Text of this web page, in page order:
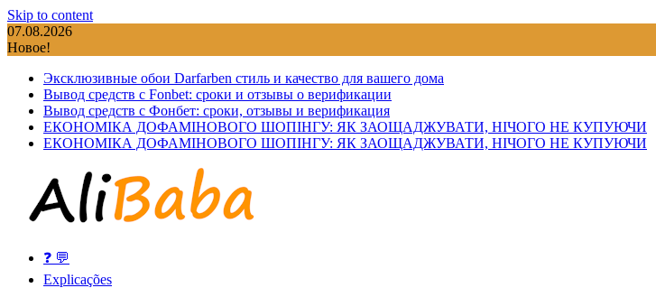
Skip to content
07.08.2026
Новое!
Эксклюзивные обои Darfarben стиль и качество для вашего дома
Вывод средств с Fonbet: сроки и отзывы о верификации
Вывод средств с Фонбет: сроки, отзывы и верификация
ЕКОНОМІКА ДОФАМІНОВОГО ШОПІНГУ: ЯК ЗАОЩАДЖУВАТИ, НІЧОГО НЕ КУПУЮЧИ
ЕКОНОМІКА ДОФАМІНОВОГО ШОПІНГУ: ЯК ЗАОЩАДЖУВАТИ, НІЧОГО НЕ КУПУЮЧИ
❓ 💬
Explicações